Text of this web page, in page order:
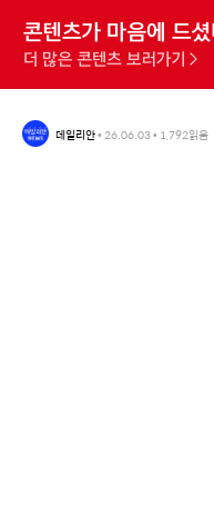
데일리안• 26.06.03• 1,792읽음